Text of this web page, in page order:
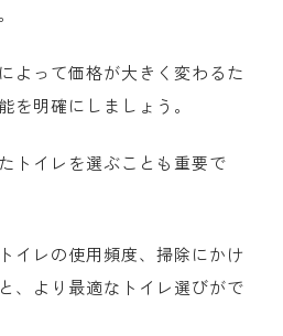
よって価格が大きく変わるた
を明確にしましょう。
トイレを選ぶことも重要で
イレの使用頻度、掃除にかけ
、より最適なトイレ選びがで